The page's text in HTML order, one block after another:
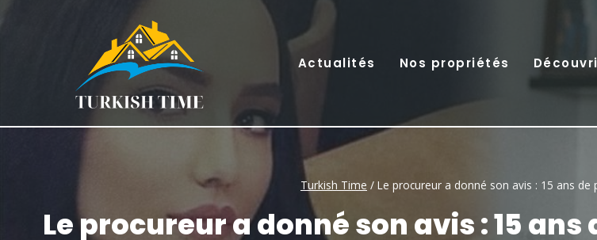
to
Actualités Nos propriétés
Turkish Time / Le procureur a donné son avis : 15 ans de
Le procureur a donné son avis : 15